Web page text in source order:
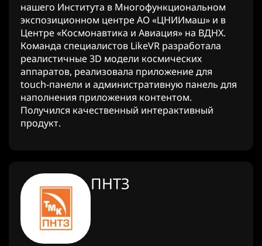
нашего Института в Многофункциональном
экспозиционном центре АО «ЦНИИмаш» и в
Центре «Космонавтика и Авиация» на ВДНХ.
Команда специалистов LikeVR разработала
реалистичные 3D модели космических
аппаратов, реализовала приложение для
touch-панели и административную панель для
наполнения приложения контентом.
Получился качественный интерактивный
продукт.
ПНТЗ